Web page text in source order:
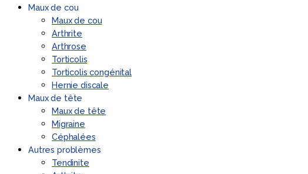
Maux de cou
Maux de cou
Arthrite
Arthrose
Torticolis
Torticolis congénital
Hernie discale
Maux de tête
Maux de tête
Migraine
Céphalées
Autres problèmes
Tendinite